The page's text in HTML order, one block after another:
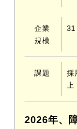
企業
規模
31
課題
採
2026年、